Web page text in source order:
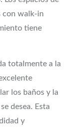
con walk-in
tiene
totalmente a la
los baños y la
desea. Esta
y